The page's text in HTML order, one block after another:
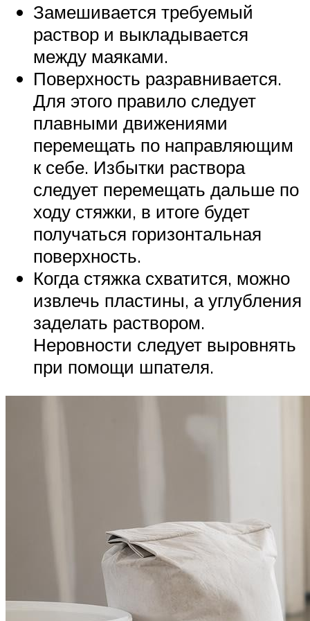
Замешивается требуемый
раствор и выкладывается
между маяками.
Поверхность разравнивается.
Для этого правило следует
плавными движениями
перемещать по направляющим
к себе. Избытки раствора
следует перемещать дальше по
ходу стяжки, в итоге будет
получаться горизонтальная
поверхность.
Когда стяжка схватится, можно
извлечь пластины, а углубления
заделать раствором.
Неровности следует выровнять
при помощи шпателя.